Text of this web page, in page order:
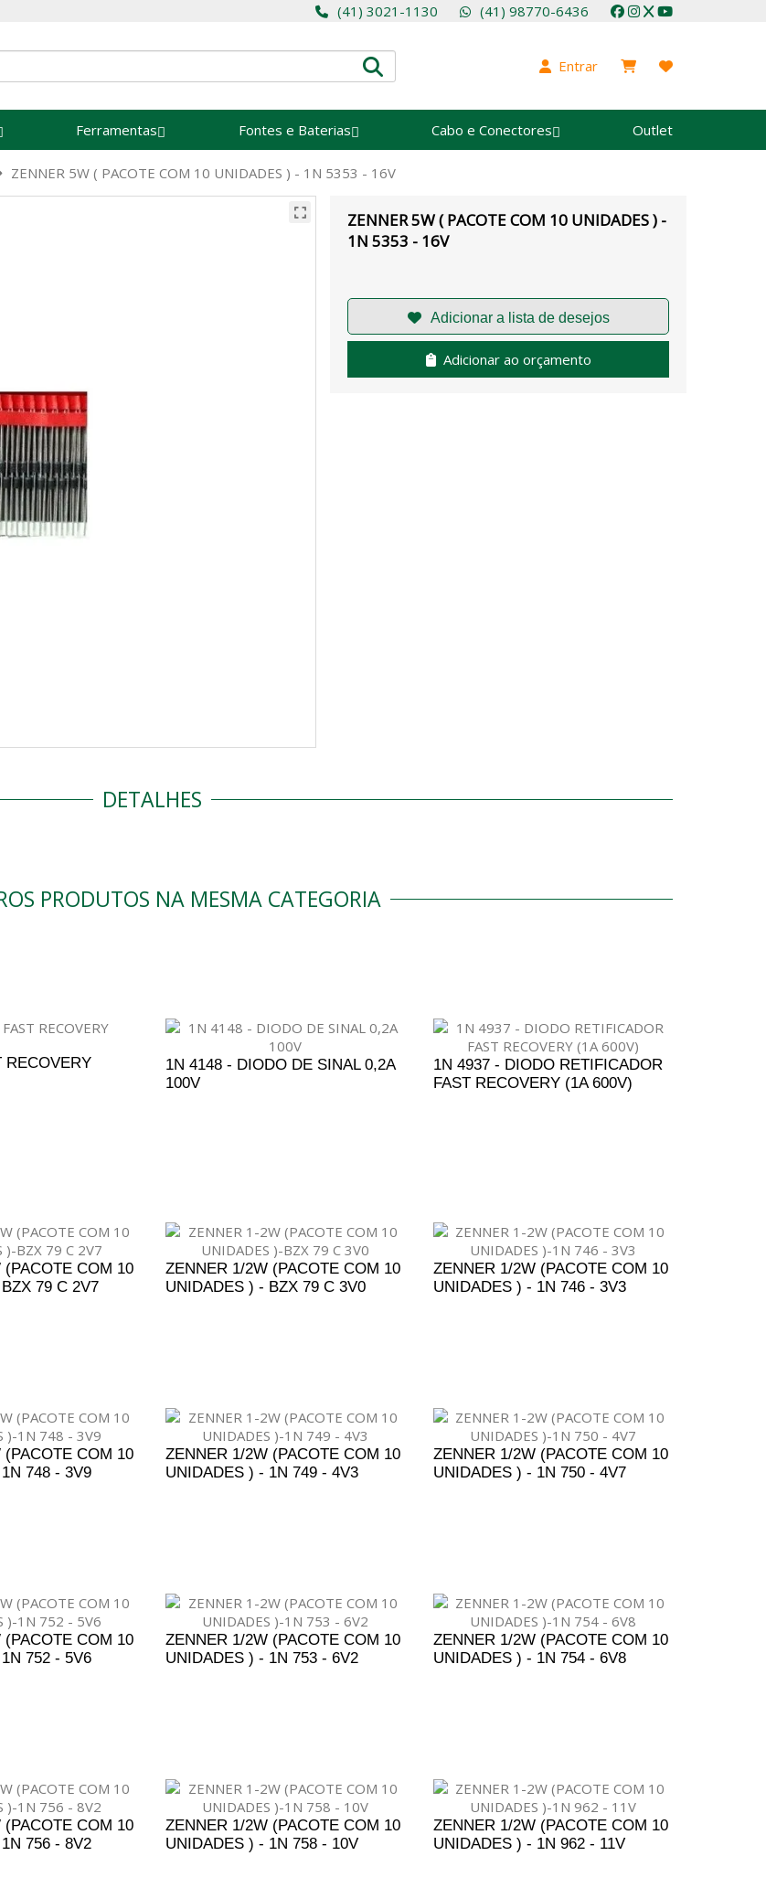
(41) 3021-1130 (41) 98770-6436
Entrar
Ferramentas Fontes e Baterias Cabo e Conectores Outlet
ZENNER 5W ( PACOTE COM 10 UNIDADES ) - 1N 5353 - 16V
ZENNER 5W ( PACOTE COM 10 UNIDADES ) -
1N 5353 - 16V
Adicionar ao orçamento
DETALHES
PRODUTOS NA MESMA CATEGORIA
RECOVERY
1N 4148 - DIODO DE SINAL 0,2A
100V
1N 4937 - DIODO RETIFICADOR
FAST RECOVERY (1A 600V)
COM 10
79 C 2V7
ZENNER 1/2W (PACOTE COM 10
UNIDADES ) - BZX 79 C 3V0
ZENNER 1/2W (PACOTE COM 10
UNIDADES ) - 1N 746 - 3V3
COM 10
748 - 3V9
ZENNER 1/2W (PACOTE COM 10
UNIDADES ) - 1N 749 - 4V3
ZENNER 1/2W (PACOTE COM 10
UNIDADES ) - 1N 750 - 4V7
COM 10
752 - 5V6
ZENNER 1/2W (PACOTE COM 10
UNIDADES ) - 1N 753 - 6V2
ZENNER 1/2W (PACOTE COM 10
UNIDADES ) - 1N 754 - 6V8
COM 10
756 - 8V2
ZENNER 1/2W (PACOTE COM 10
UNIDADES ) - 1N 758 - 10V
ZENNER 1/2W (PACOTE COM 10
UNIDADES ) - 1N 962 - 11V